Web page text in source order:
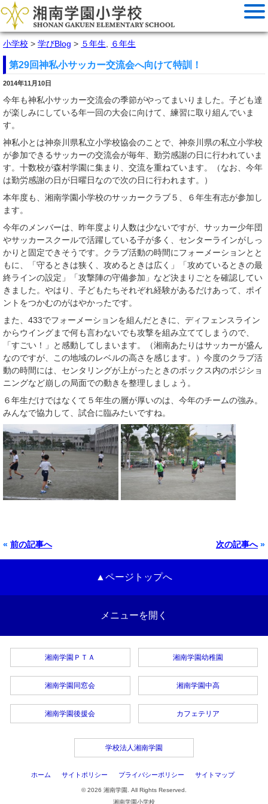
小学校 > 学びBlog > ５年生 ６年生
第29回神私小サッカー交流会へ向けて特訓！
2014年11月10日
今年も神私小サッカー交流会の季節がやってまいりました。子ども達
が楽しみにしている年一回の大会に向けて、練習に取り組んでいま
す。
神私小とは神奈川県私立小学校協会のことで、神奈川県の私立小学校
が参加できるサッカーの交流会が毎年、勤労感謝の日に行われていま
す。十数校が森村学園に集まり、交流を重ねています。（なお、今年
は勤労感謝の日が日曜日なので次の日に行われます。）
本年度も、湘南学園小学校のサッカークラブ５、６年生有志が参加し
ます。
今年のメンバーは、昨年度より人数は少ないですが、サッカー少年団
やサッカースクールで活躍している子が多く、センターラインがしっ
かりと固定できそうです。クラブ活動の時間にフォーメーションとと
もに、「守るときは狭く、攻めるときは広く」「攻めているときの最
終ラインの設定」「攻撃陣の守備参加」など決まりごとを確認してい
きました。やはり、子どもたちそれぞれ経験があるだけあって、ポイ
ントをつかむのがはやかったです。
また、433でフォーメーションを組んだときに、ディフェンスライン
からウイングまで何も言わないでも攻撃を組み立ててしまうので、
「すごい！」と感動してしまいます。（湘南あたりはサッカーが盛ん
なのですが、この地域のレベルの高さを感じます。）今度のクラブ活
動の時間には、センタリングが上がったときのボックス内のポジショ
ニングなど崩しの局面での動きを整理しましょう。
６年生だけではなくて５年生の層が厚いのは、今年のチームの強み。
みんなで協力して、試合に臨みたいですね。
« 前の記事へ 次の記事へ»
▲ページトップへ
メニューを開く
湘南学園ＰＴＡ
湘南学園同窓会
湘南学園後援会
湘南学園幼稚園
湘南学園中高
カフェテリア
学校法人湘南学園
ホーム サイトポリシー プライバシーポリシー サイトマップ
© 2026 湘南学園. All Rights Reserved.
湘南学園小学校